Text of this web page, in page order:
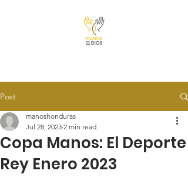
Post
Copa Manos: El Deporte
Rey Enero 2023
manoshonduras
Jul 28, 2023 2 min read